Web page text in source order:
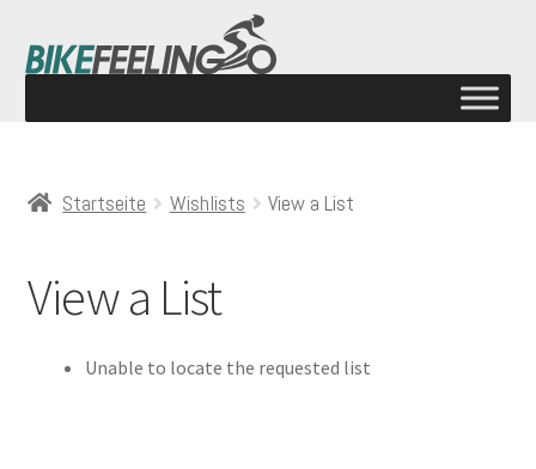
Startseite Wishlists View a List
View a List
Unable to locate the requested list